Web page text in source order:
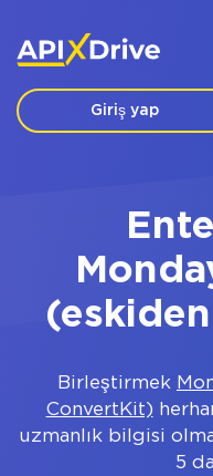
Giriş yap
Birleştirmek
ConvertKit)
uzmanlık bilgisi
5